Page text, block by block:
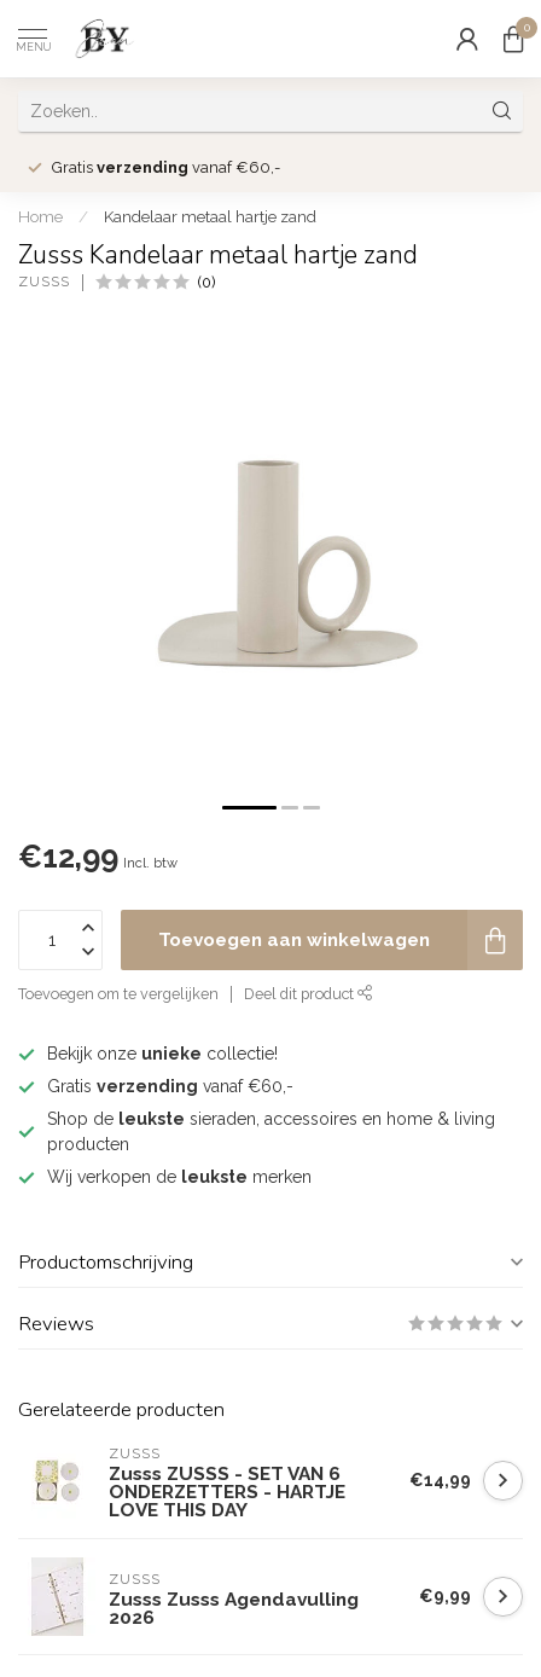
MENU
0
Gratis verzending vanaf €60,-
Home / Kandelaar metaal hartje zand
Zusss Kandelaar metaal hartje zand
ZUSSS (0)
€12,99 Incl. btw
Toevoegen aan winkelwagen
Toevoegen om te vergelijken Deel dit product
Bekijk onze unieke collectie!
Gratis verzending vanaf €60,-
Shop de leukste sieraden, accessoires en home & living
producten
Wij verkopen de leukste merken
Productomschrijving
Reviews
Gerelateerde producten
ZUSSS
Zusss ZUSSS - SET VAN 6
ONDERZETTERS - HARTJE
LOVE THIS DAY
€14,99
ZUSSS
Zusss Zusss Agendavulling
2026
€9,99